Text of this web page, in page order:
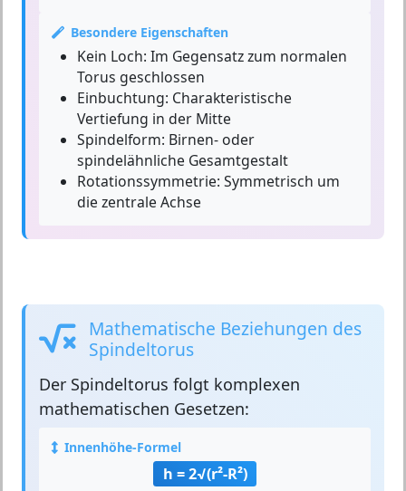
Besondere Eigenschaften
Kein Loch: Im Gegensatz zum normalen
Torus geschlossen
Einbuchtung: Charakteristische
Vertiefung in der Mitte
Spindelform: Birnen- oder
spindelähnliche Gesamtgestalt
Rotationssymmetrie: Symmetrisch um
die zentrale Achse
Mathematische Beziehungen des
Spindeltorus
Der Spindeltorus folgt komplexen
mathematischen Gesetzen:
Innenhöhe-Formel
h = 2√(r²-R²)